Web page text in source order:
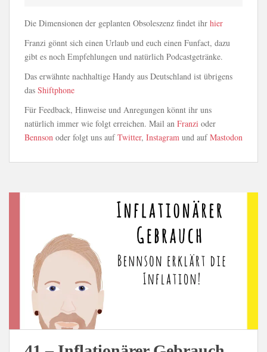
Die Dimensionen der geplanten Obsoleszenz findet ihr hier
Franzi gönnt sich einen Urlaub und euch einen Funfact, dazu
gibt es noch Empfehlungen und natürlich Podcastgetränke.
Das erwähnte nachhaltige Handy aus Deutschland ist übrigens
das Shiftphone
Für Feedback, Hinweise und Anregungen könnt ihr uns
natürlich immer wie folgt erreichen. Mail an Franzi oder
Bennson oder folgt uns aufTwitter, Instagram und aufMastodon